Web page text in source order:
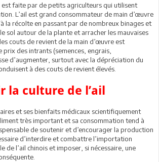
est faite par de petits agriculteurs qui utilisent
L’ail est grand consommateur de main d’œuvre
la récolte en passant par de nombreux binages et
sol autour de la plante et arracher les mauvaises
couts de revient de la main d’œuvre est
des intrants (semences, engrais,
d’augmenter, surtout avec la dépréciation du
à des couts de revient élevés.
la culture de l’ail
et ses bienfaits médicaux scientifiquement
très important et sa consommation tend à
de soutenir et d’encourager la production
d’interdire et combattre l’importation
de l’ail chinois et imposer, si nécessaire, une